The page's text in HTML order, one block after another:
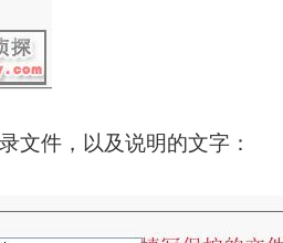
文件，以及说明的文字：